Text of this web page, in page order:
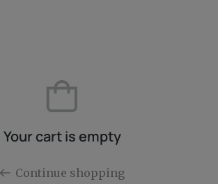
Your cart is empty
Continue shopping